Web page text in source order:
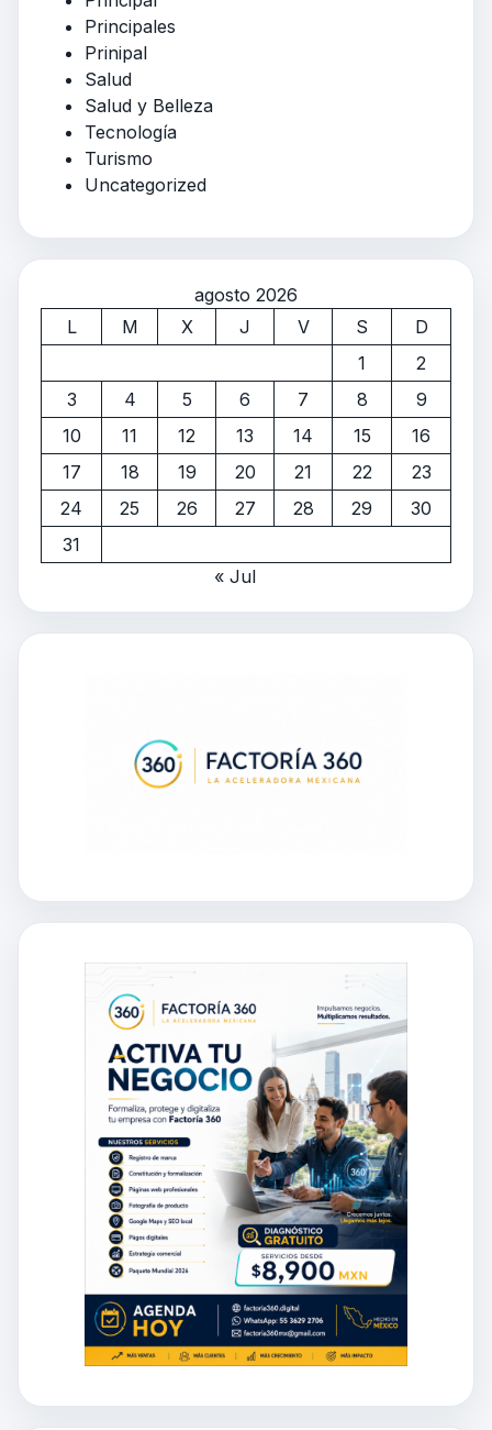
Principales
Prinipal
Salud
Salud y Belleza
Tecnología
Turismo
Uncategorized
agosto 2026
L
M X J V S
D
1
2
3
4 5 6 7 8
9
10
11 12 13 14 15
16
17
18 19 20 21 22
23
24
25 26 27 28 29
30
31
« Jul